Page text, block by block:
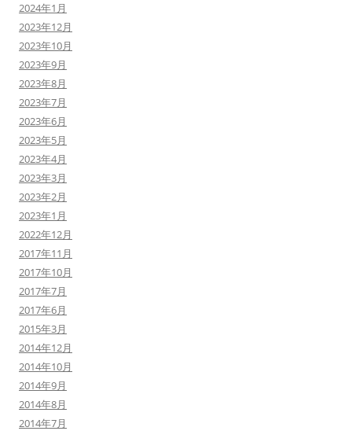
2024年1月
2023年12月
2023年10月
2023年9月
2023年8月
2023年7月
2023年6月
2023年5月
2023年4月
2023年3月
2023年2月
2023年1月
2022年12月
2017年11月
2017年10月
2017年7月
2017年6月
2015年3月
2014年12月
2014年10月
2014年9月
2014年8月
2014年7月